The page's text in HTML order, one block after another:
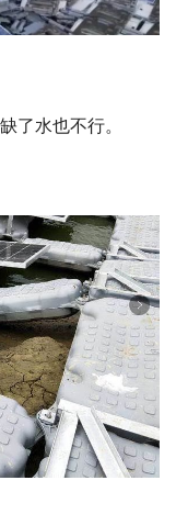
了水也不行。